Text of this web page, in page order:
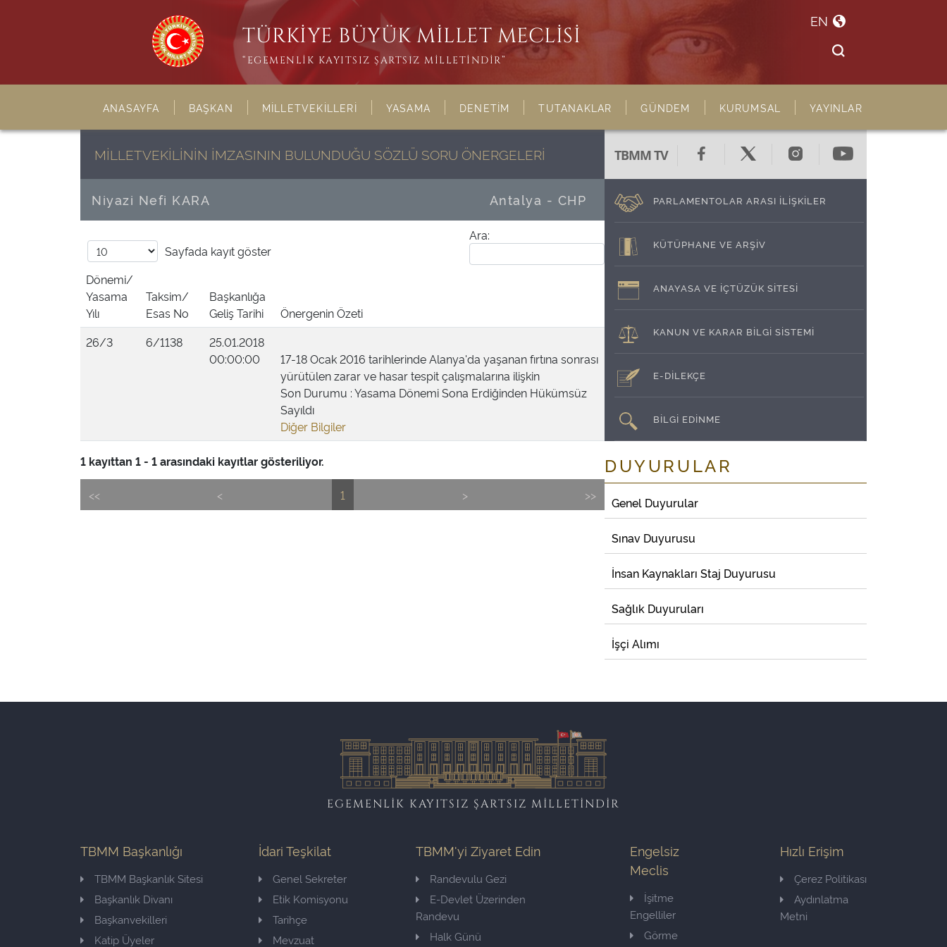
TÜRKİYE BÜYÜK MİLLET MECLİSİ
“EGEMENLİK KAYITSIZ ŞARTSIZ MİLLETİNDİR”
EN
ANASAYFA BAŞKAN MİLLETVEKİLLERİ YASAMA DENETİM TUTANAKLAR GÜNDEM KURUMSAL YAYINLAR
MİLLETVEKİLİNİN İMZASININ BULUNDUĞU SÖZLÜ SORU ÖNERGELERİ
Niyazi Nefi KARA Antalya - CHP
Ara:
Sayfada kayıt göster
Dönemi/
Yasama
Yılı
Taksim/
Esas No
Başkanlığa
Geliş Tarihi
Önergenin Özeti
26/3
6/1138
25.01.2018
00:00:00
17-18 Ocak 2016 tarihlerinde Alanya'da yaşanan fırtına sonrası
yürütülen zarar ve hasar tespit çalışmalarına ilişkin
Son Durumu : Yasama Dönemi Sona Erdiğinden Hükümsüz
Sayıldı
Diğer Bilgiler
1 kayıttan 1 - 1 arasındaki kayıtlar gösteriliyor.
<< < 1 > >>
TBMM TV
PARLAMENTOLAR ARASI İLİŞKİLER
KÜTÜPHANE VE ARŞİV
ANAYASA VE İÇTÜZÜK SİTESİ
KANUN VE KARAR BİLGİ SİSTEMİ
E-DİLEKÇE
BİLGİ EDİNME
DUYURULAR
Genel Duyurular
Sınav Duyurusu
İnsan Kaynakları Staj Duyurusu
Sağlık Duyuruları
İşçi Alımı
EGEMENLİK KAYITSIZ ŞARTSIZ MİLLETİNDİR
TBMM Başkanlığı
TBMM Başkanlık Sitesi
Başkanlık Divanı
Başkanvekilleri
Katip Üyeler
İdari Teşkilat
Genel Sekreter
Etik Komisyonu
Tarihçe
Mevzuat
TBMM'yi Ziyaret Edin
Randevulu Gezi
E-Devlet Üzerinden
Randevu
Halk Günü
Engelsiz
Meclis
İşitme
Engelliler
Görme
Hızlı Erişim
Çerez Politikası
Aydınlatma
Metni